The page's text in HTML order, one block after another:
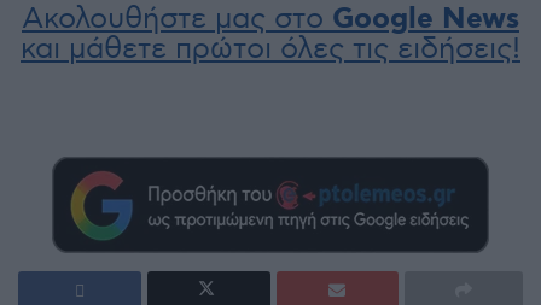
Ακολουθήστε μας στο Google News
και μάθετε πρώτοι όλες τις ειδήσεις!